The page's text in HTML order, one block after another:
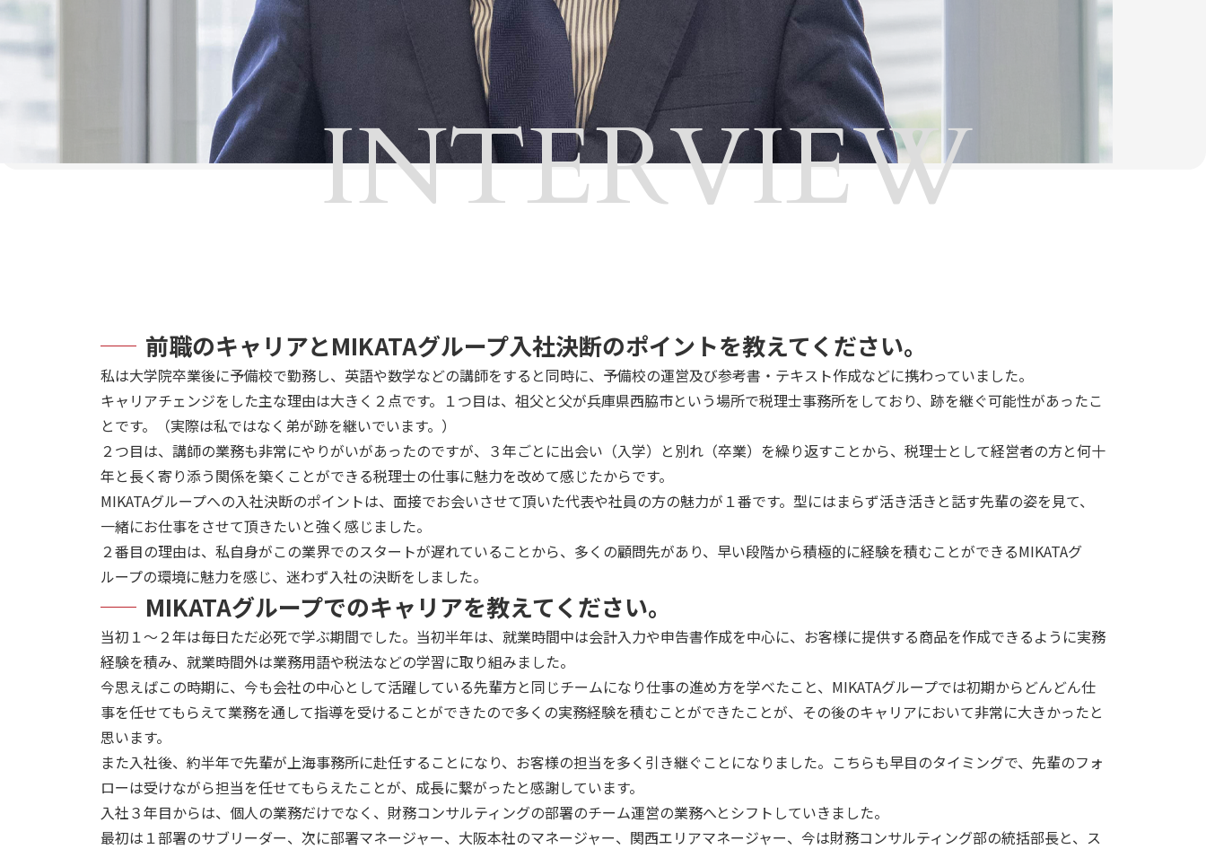
INTERVIEW
前職のキャリアとMIKATAグループ入社決断のポイントを教えてください。
私は大学院卒業後に予備校で勤務し、英語や数学などの講師をすると同時に、予備校の運営及び参考書・テキスト作成などに携わっていました。
キャリアチェンジをした主な理由は大きく２点です。１つ目は、祖父と父が兵庫県西脇市という場所で税理士事務所をしており、跡を継ぐ可能性があったこ
とです。（実際は私ではなく弟が跡を継いでいます。）
２つ目は、講師の業務も非常にやりがいがあったのですが、３年ごとに出会い（入学）と別れ（卒業）を繰り返すことから、税理士として経営者の方と何十
年と長く寄り添う関係を築くことができる税理士の仕事に魅力を改めて感じたからです。
MIKATAグループへの入社決断のポイントは、面接でお会いさせて頂いた代表や社員の方の魅力が１番です。型にはまらず活き活きと話す先輩の姿を見て、
一緒にお仕事をさせて頂きたいと強く感じました。
２番目の理由は、私自身がこの業界でのスタートが遅れていることから、多くの顧問先があり、早い段階から積極的に経験を積むことができるMIKATAグ
ループの環境に魅力を感じ、迷わず入社の決断をしました。
MIKATAグループでのキャリアを教えてください。
当初１～２年は毎日ただ必死で学ぶ期間でした。当初半年は、就業時間中は会計入力や申告書作成を中心に、お客様に提供する商品を作成できるように実務
経験を積み、就業時間外は業務用語や税法などの学習に取り組みました。
今思えばこの時期に、今も会社の中心として活躍している先輩方と同じチームになり仕事の進め方を学べたこと、MIKATAグループでは初期からどんどん仕
事を任せてもらえて業務を通して指導を受けることができたので多くの実務経験を積むことができたことが、その後のキャリアにおいて非常に大きかったと
思います。
また入社後、約半年で先輩が上海事務所に赴任することになり、お客様の担当を多く引き継ぐことになりました。こちらも早目のタイミングで、先輩のフォ
ローは受けながら担当を任せてもらえたことが、成長に繋がったと感謝しています。
入社３年目からは、個人の業務だけでなく、財務コンサルティングの部署のチーム運営の業務へとシフトしていきました。
最初は１部署のサブリーダー、次に部署マネージャー、大阪本社のマネージャー、関西エリアマネージャー、今は財務コンサルティング部の統括部長と、ス